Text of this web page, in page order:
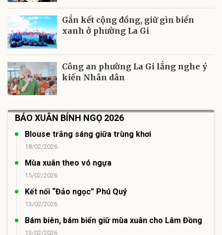
Gắn kết cộng đồng, giữ gìn biển
xanh ở phường La Gi
Công an phường La Gi lắng nghe ý
kiến Nhân dân
BÁO XUÂN BÍNH NGỌ 2026
Blouse trắng sáng giữa trùng khơi
18/02/2026
Mùa xuân theo vó ngựa
15/02/2026
Kết nối “Đảo ngọc” Phú Quý
13/02/2026
Bám biên, bám biển giữ mùa xuân cho Lâm Đồng
13/02/2026